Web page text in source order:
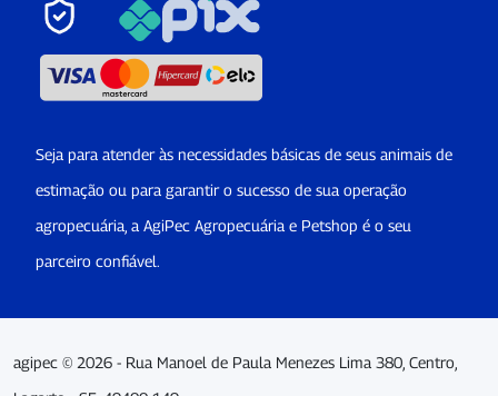
Seja para atender às necessidades básicas de seus animais de
estimação ou para garantir o sucesso de sua operação
agropecuária, a AgiPec Agropecuária e Petshop é o seu
parceiro confiável.
agipec © 2026 - Rua Manoel de Paula Menezes Lima 380, Centro,